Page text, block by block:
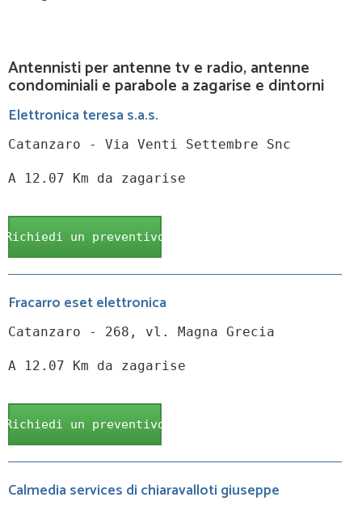
Antennisti per antenne tv e radio, antenne
condominiali e parabole a zagarise e dintorni
Elettronica teresa s.a.s.
Catanzaro - Via Venti Settembre Snc
A 12.07 Km da zagarise
Richiedi un preventivo
Fracarro eset elettronica
Catanzaro - 268, vl. Magna Grecia
A 12.07 Km da zagarise
Richiedi un preventivo
Calmedia services di chiaravalloti giuseppe